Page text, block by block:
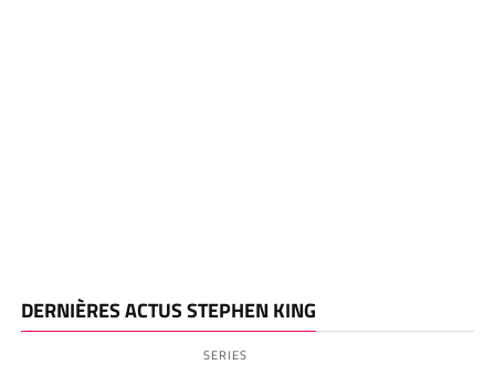
DERNIÈRES ACTUS STEPHEN KING
SERIES